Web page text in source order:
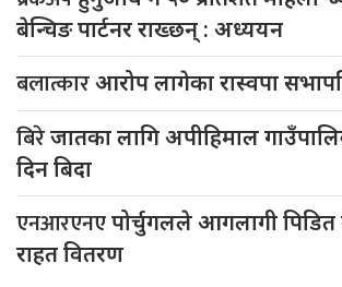
बेन्चिङ पार्टनर राख्छन् : अध्ययन
बलात्कारआरोप लागेका रास्वपा
बिरेजातका लागि अपीहिमाल
दिन बिदा
एनआरएनएपोर्चुगलले आगलागी पिडित
राहत वितरण